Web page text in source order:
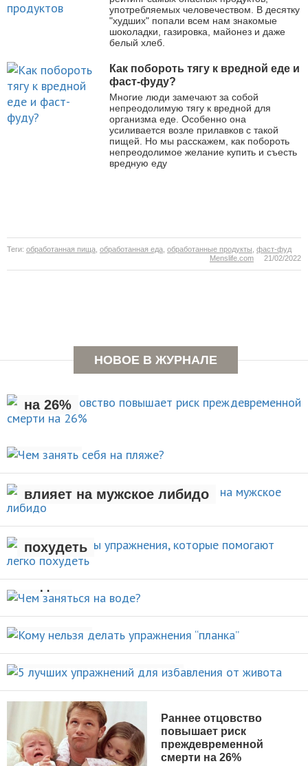
употребляемых человечеством. В десятку
"худших" попали всем нам знакомые
шоколадки, газировка, майонез и даже
белый хлеб.
Как побороть тягу к вредной еде и
фаст-фуду?
Многие люди замечают за собой
непреодолимую тягу к вредной для
организма еде. Особенно она
усиливается возле прилавков с такой
пищей. Но мы расскажем, как побороть
непреодолимое желание купить и съесть
вредную еду
Теги: обработанная пища обработанная еда обработанные продукты фаст-фуд
21/02/2022
Menslife.com
НОВОЕ В ЖУРНАЛЕ
Раннее отцовство повышает
на 26%
Чем занять себя на
АКТИВНЫЙ ОТДЫХ
Рождение ребенка негативно
влияет на мужское либидо
НОВОСТИ
Стали известны упражнения,
которые помогают легко
похудеть
НОВОСТИ
Чем заняться на
воде?
ВИДЫ СПОРТА
Кому нельзя делать упражнения
“планка”
НОВОСТИ
5 лучших упражнений для
избавления от живота
ПОХУДЕНИЕ
Раннее отцовство
повышает риск
преждевременной
смерти на 26%